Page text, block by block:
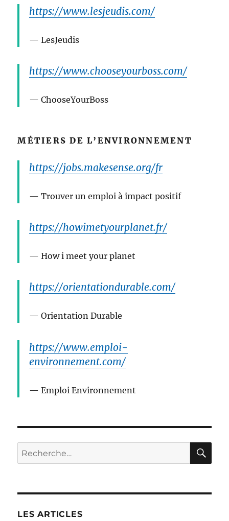
https://www.lesjeudis.com/
LesJeudis
https://www.chooseyourboss.com/
ChooseYourBoss
MÉTIERS DE L’ENVIRONNEMENT
https://jobs.makesense.org/fr
Trouver un emploi à impact positif
https://howimetyourplanet.fr/
How i meet your planet
https://orientationdurable.com/
Orientation Durable
https://www.emploi-
environnement.com/
Emploi Environnement
Recherche
pour :
LES ARTICLES